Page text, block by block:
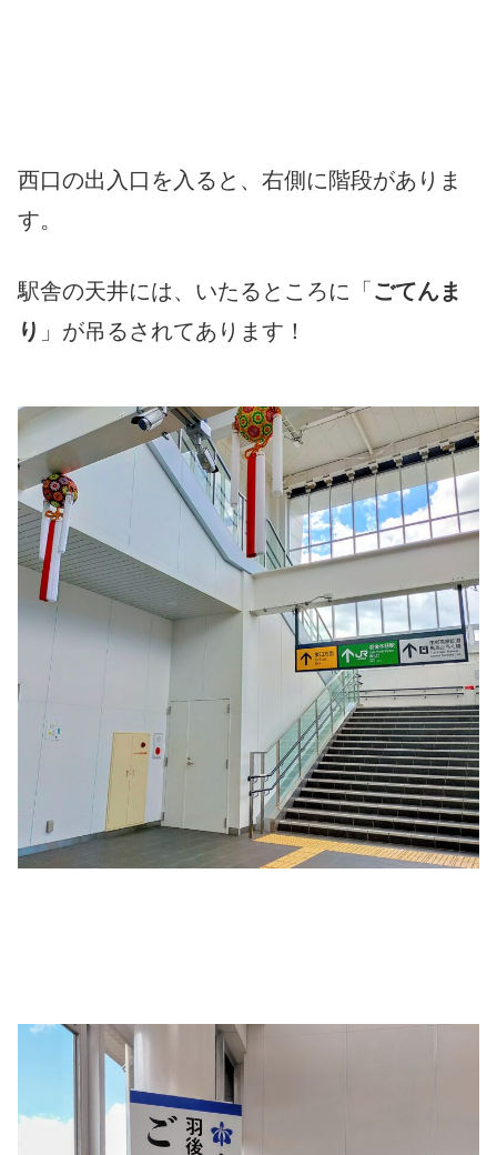
西口の出入口を入ると、右側に階段がありま
す。
駅舎の天井には、いたるところに「 ごてんま
り 」が吊るされてあります！